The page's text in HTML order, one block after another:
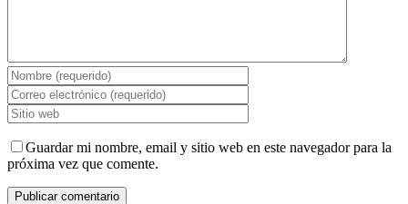
Guardar mi nombre, email y sitio web en este navegador para la
próxima vez que comente.